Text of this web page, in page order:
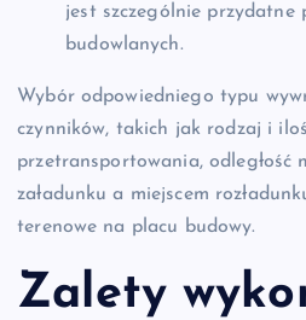
jest szczególnie przydatne
budowlanych.
Wybór odpowiedniego typu
czynników, takich jak rodzaj i
przetransportowania, odległość
załadunku a miejscem
terenowe na placu budowy.
Zalety